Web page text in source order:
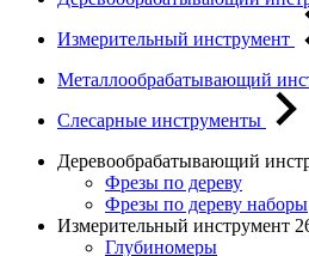
Измерительный инструмент
Металлообрабатывающий
Слесарные инструменты
Деревообрабатывающий
Фрезы по дереву
Фрезы по дереву наборы
Измерительный инструмент
Глубиномеры